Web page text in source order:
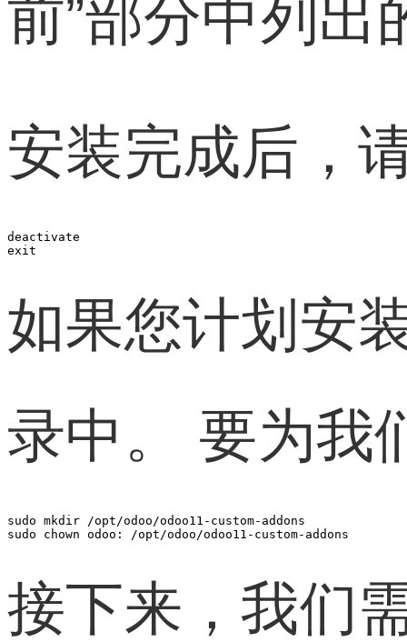
前”部分中列
安装完成后，
deactivate
exit
如果您计划安
录中。 要为我
sudo mkdir /opt/odoo/odoo11-custom-addons
sudo chown odoo: /opt/odoo/odoo11-custom-addons
接下来，我们